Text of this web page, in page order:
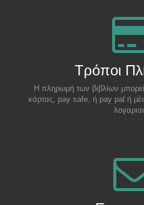
Τρόποι
Η πληρωμή των βιβλίων
κάρτας, pay safe, ή pay pal ή